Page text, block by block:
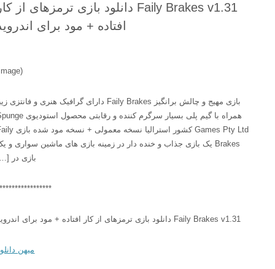
Faily Brakes v1.31 دانلود بازی ترمزهای از کار
افتاده + مود برای اندروید
بازی مهیج و چالش برانگیز Faily Brakes دارای گرافیک هنری و فانتزی زیبا
همراه با گیم پلی بسیار سرگرم کننده و رقابتی محصول استودیوی Spunge
Games Pty Ltd کشور استرالیا نسخه معمولی + نسخه مود شده بازی Faily
Brakes یک بازی جذاب و خنده دار در زمینه بازی های ماشین سواری و یک
بازی در […]
******************
Faily Brakes v1.31 دانلود بازی ترمزهای از کار افتاده + مود برای اندروید
میهن دانلود